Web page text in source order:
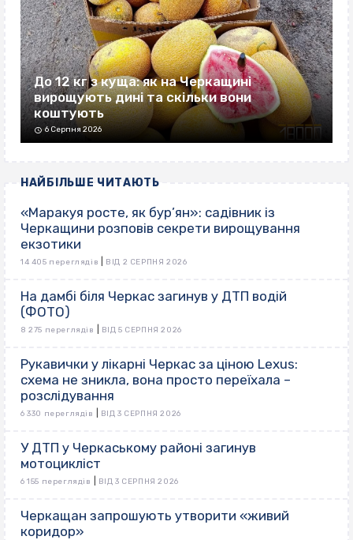
До 12 кг з куща: як на Черкащині
вирощують дині та скільки вони
коштують
6 Серпня 2026
НАЙБІЛЬШЕ ЧИТАЮТЬ
«Маракуя росте, як бур’ян»: садівник із
Черкащини розповів секрети вирощування
екзотики
14 405 переглядів ВІД 2 СЕРПНЯ 2026
На дамбі біля Черкас загинув у ДТП водій
(ФОТО)
8 275 переглядів ВІД 5 СЕРПНЯ 2026
Рукавички у лікарні Черкас за ціною Lexus:
схема не зникла, вона просто переїхала –
розслідування
6 330 переглядів ВІД 3 СЕРПНЯ 2026
У ДТП у Черкаському районі загинув
мотоцикліст
6 155 переглядів ВІД 3 СЕРПНЯ 2026
Черкащан запрошують утворити «живий
коридор»